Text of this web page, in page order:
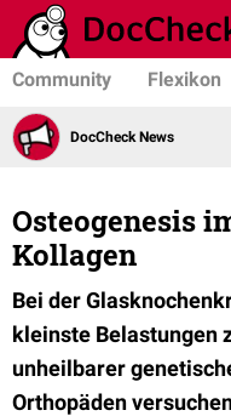
Community Flexikon
DocCheck News
Osteogenesis
Kollagen
Bei der
kleinste Belastungen
unheilbarer
Orthopäden